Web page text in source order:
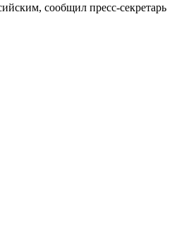
сообщил пресс-секретарь